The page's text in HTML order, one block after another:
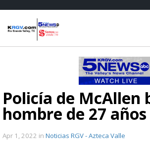
Policía de McAllen
hombre de 27 años
Apr 1, 2022 in Noticias RGV - Azteca Valle